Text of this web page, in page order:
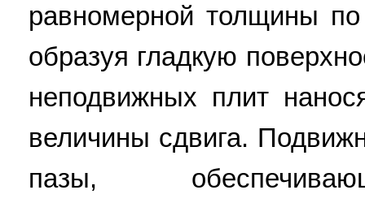
равномерной толщины
образуя гладкую
неподвижных плит
величины сдвига.
пазы,